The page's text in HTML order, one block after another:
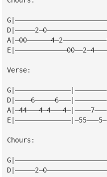
Verse:
Chours: